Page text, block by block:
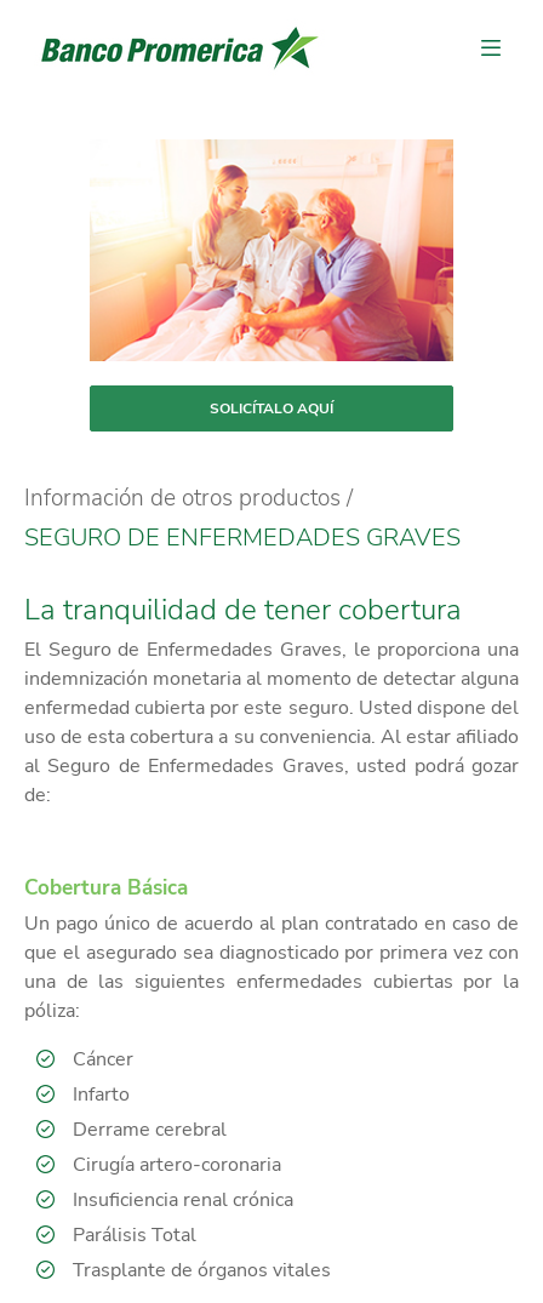
SOLICÍTALO AQUÍ
Información de otros productos
SEGURO DE ENFERMEDADES GRAVES
La tranquilidad de tener cobertura
El Seguro de Enfermedades Graves, le proporciona una
indemnización monetaria al momento de detectar alguna
enfermedad cubierta por este seguro. Usted dispone del
uso de esta cobertura a su conveniencia. Al estar afiliado
al Seguro de Enfermedades Graves, usted podrá gozar
de:
Cobertura Básica
Un pago único de acuerdo al plan contratado en caso de
que el asegurado sea diagnosticado por primera vez con
una de las siguientes enfermedades cubiertas por la
póliza:
Cáncer
Infarto
Derrame cerebral
Cirugía artero-coronaria
Insuficiencia renal crónica
Parálisis Total
Trasplante de órganos vitales